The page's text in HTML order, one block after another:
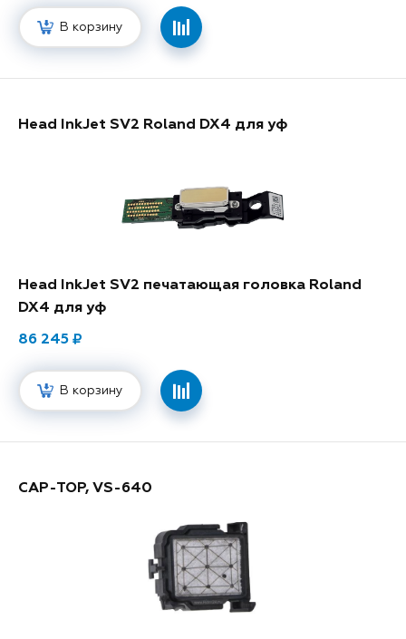
В корзину
Head InkJet SV2 Roland DX4 для уф
Head InkJet SV2 печатающая головка Roland
DX4 для уф
86 245
В корзину
CAP-TOP, VS-640